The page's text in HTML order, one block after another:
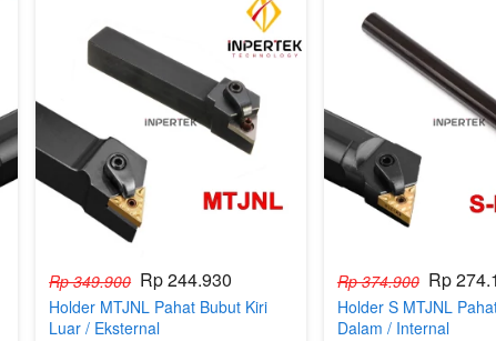
Rp 349.900 Rp 244.930
Holder MTJNL Pahat Bubut Kiri
Luar / Eksternal
Rp 374.900 Rp
Holder S MTJNL
Dalam / Internal